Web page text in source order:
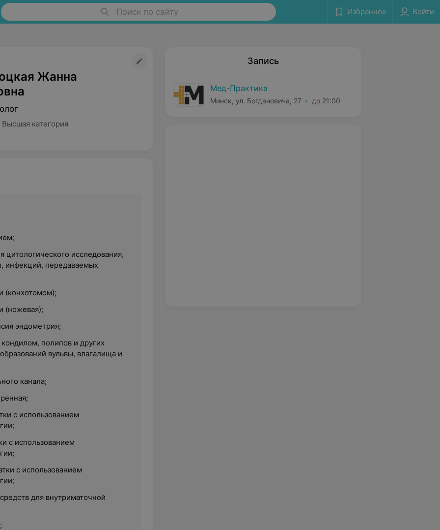
Поиск по сайту Избранное Войти
Жанна
категория
цитологического исследования,
инфекций, передаваемых
(конхотомом);
(ножевая);
эндометрия;
полипов и других
вульвы, влагалища и
канала;
с использованием
с использованием
с использованием
для внутриматочной
Запись
Мед-Практика
Минск, ул. Богдановича, 27 до 21:00